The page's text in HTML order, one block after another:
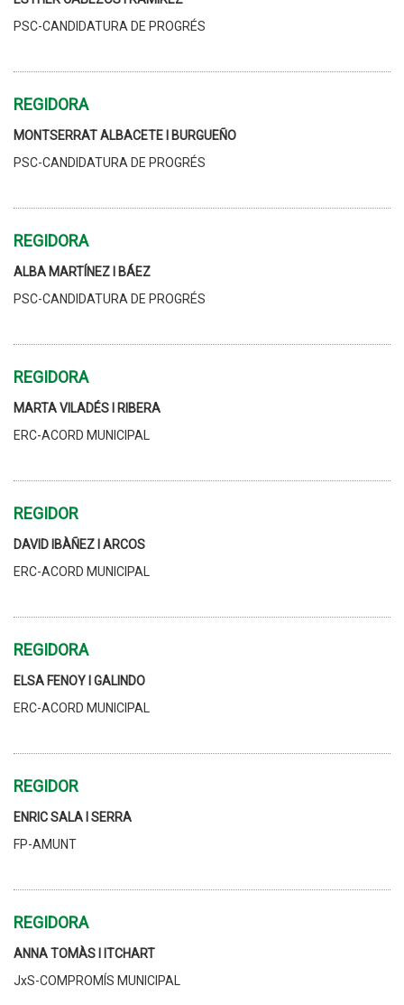
PSC-CANDIDATURA DE PROGRÉS
REGIDORA
MONTSERRAT ALBACETE I BURGUEÑO
PSC-CANDIDATURA DE PROGRÉS
REGIDORA
ALBA MARTÍNEZ I BÁEZ
PSC-CANDIDATURA DE PROGRÉS
REGIDORA
MARTA VILADÉS I RIBERA
ERC-ACORD MUNICIPAL
REGIDOR
DAVID IBÀÑEZ I ARCOS
ERC-ACORD MUNICIPAL
REGIDORA
ELSA FENOY I GALINDO
ERC-ACORD MUNICIPAL
REGIDOR
ENRIC SALA I SERRA
FP-AMUNT
REGIDORA
ANNA TOMÀS I ITCHART
JxS-COMPROMÍS MUNICIPAL